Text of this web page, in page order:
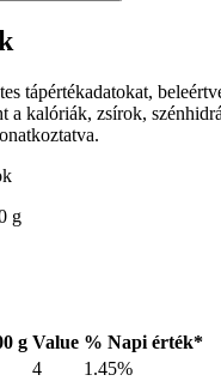
tápértékadatokat,
a kalóriák, zsírok,
g
g Value % Napi érték*
4
1.45%